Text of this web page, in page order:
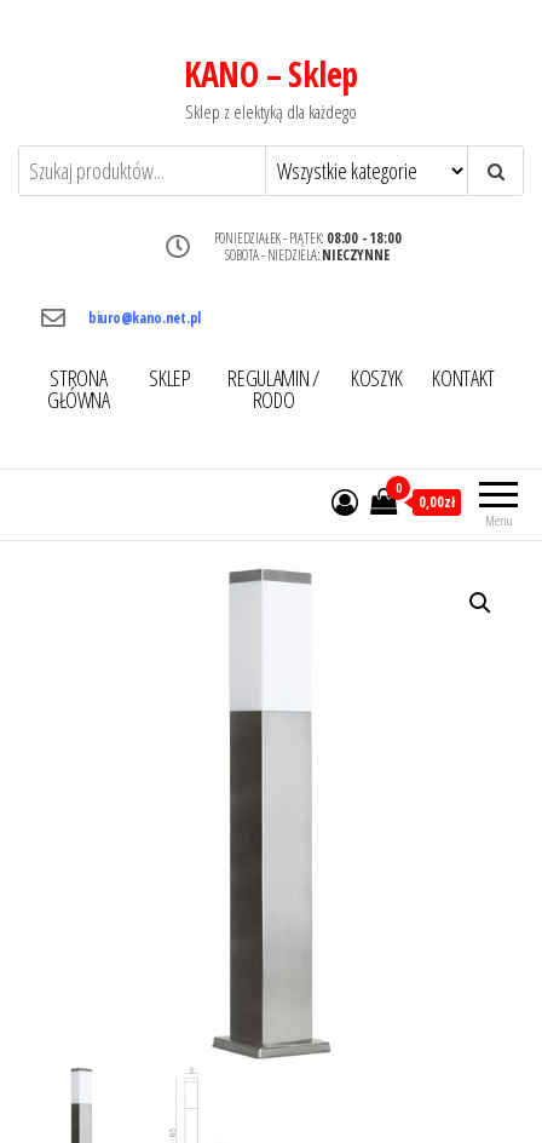
KANO – Sklep
Sklep z elektyką dla każdego
PONIEDZIAŁEK - PIĄTEK: 08:00 - 18:00
SOBOTA - NIEDZIELA:NIECZYNNE
biuro@kano.net.pl
STRONA
GŁÓWNA
SKLEP REGULAMIN /
RODO
KOSZYK KONTAKT
Menu
0
0,00zł